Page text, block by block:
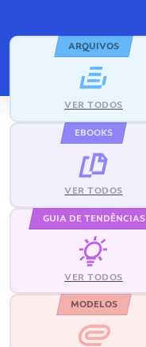
ARQUIVOS
VER TODOS
EBOOKS
VER TODOS
GUIA DE TENDÊNCIAS
VER TODOS
MODELOS